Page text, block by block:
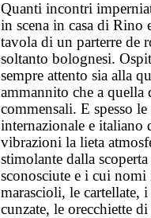
Quanti incontri
in scena in casa di Rino
tavola di un parterre de
soltanto bolognesi.
sempre attento sia alla
ammannito che a quella
commensali. E spesso
internazionale e italiano
vibrazioni la lieta
stimolante dalla
sconosciute e i cui
marascioli, le cartellate,
cunzate, le orecchiette